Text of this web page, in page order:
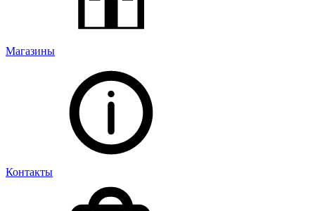
Магазины
Контакты